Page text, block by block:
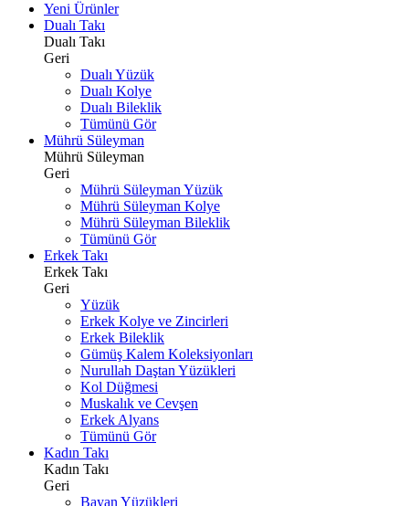
Yeni Ürünler
Dualı Takı
Dualı Takı
Geri
Dualı Yüzük
Dualı Kolye
Dualı Bileklik
Tümünü Gör
Mührü Süleyman
Mührü Süleyman
Geri
Mührü Süleyman Yüzük
Mührü Süleyman Kolye
Mührü Süleyman Bileklik
Tümünü Gör
Erkek Takı
Erkek Takı
Geri
Yüzük
Erkek Kolye ve Zincirleri
Erkek Bileklik
Gümüş Kalem Koleksiyonları
Nurullah Daştan Yüzükleri
Kol Düğmesi
Muskalık ve Cevşen
Erkek Alyans
Tümünü Gör
Kadın Takı
Kadın Takı
Geri
Bayan Yüzükleri